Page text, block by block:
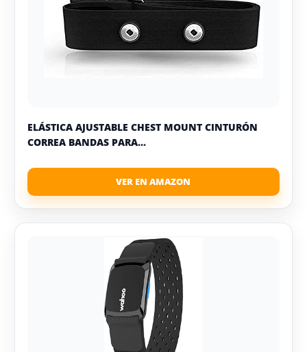
ELÁSTICA AJUSTABLE CHEST MOUNT CINTURÓN
CORREA BANDAS PARA...